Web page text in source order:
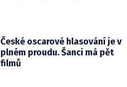
České oscarové hlasování je v
plném proudu. Šanci má pět
filmů